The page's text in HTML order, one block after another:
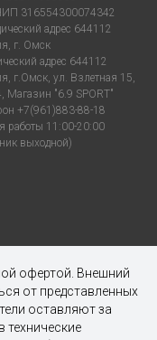
316554300074342
адрес 644112
г. Омск
адрес 644112
г.Омск, ул. Взлетная 15,
Магазин "6.9 SPORT"
+7(961)883-88-18
работы 11:00-20:00
выходной)
офертой. Внешний
от представленных
оставляют за
технические